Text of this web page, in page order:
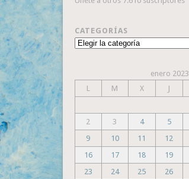
CATEGORÍAS
Categorías
enero 2023
L
M X J
2
3 4 5
9
10 11 12
16
17 18 19
23
24 25 26